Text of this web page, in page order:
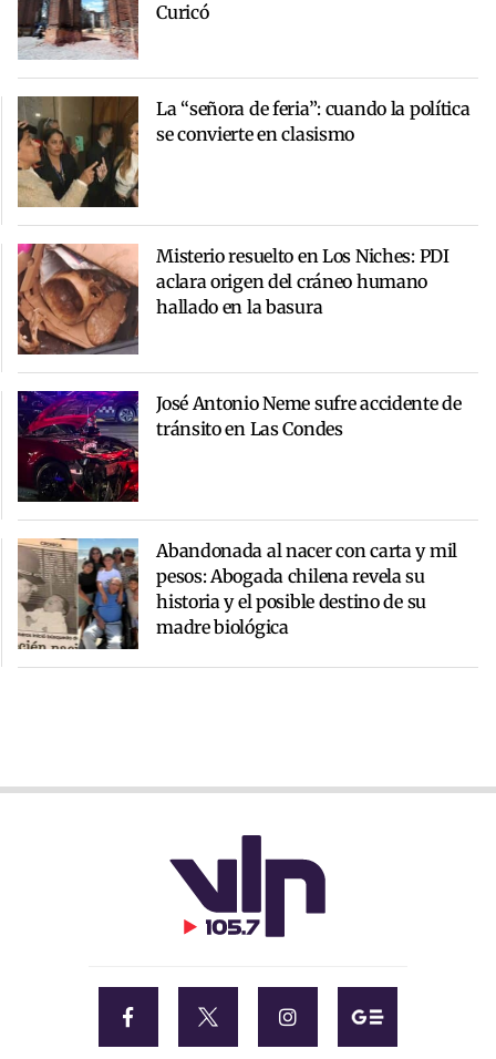
Curicó
La “señora de feria”: cuando la política
se convierte en clasismo
Misterio resuelto en Los Niches: PDI
aclara origen del cráneo humano
hallado en la basura
José Antonio Neme sufre accidente de
tránsito en Las Condes
Abandonada al nacer con carta y mil
pesos: Abogada chilena revela su
historia y el posible destino de su
madre biológica